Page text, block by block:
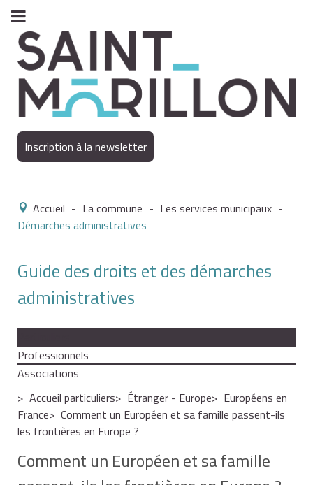
Inscription à la newsletter
Accueil - La commune - Les services municipaux -
Démarches administratives
Guide des droits et des démarches
administratives
Professionnels
Associations
Accueil particuliers
Étranger - Europe
Européens en
France
Comment un Européen et sa famille passent-ils
les frontières en Europe ?
Comment un Européen et sa famille